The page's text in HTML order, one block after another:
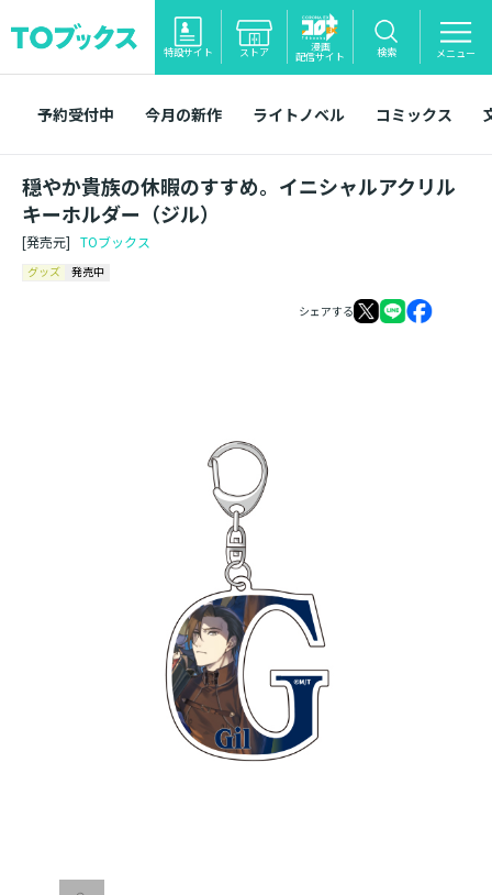
特設サイト ストア 漫画
配信サイト 検索 メニュー
予約受付中 今月の新作 ライトノベル コミックス
穏やか貴族の休暇のすすめ。イニシャルアクリル
キーホルダー（ジル）
[発売元] TOブックス
グッズ 発売中
シェアする